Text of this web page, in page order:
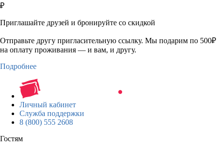
₽
Приглашайте друзей и бронируйте со скидкой
Отправьте другу пригласительную ссылку. Мы подарим по 500₽
на оплату проживания — и вам, и другу.
Подробнее
Личный кабинет
Служба поддержки
8 (800) 555 2608
Гостям